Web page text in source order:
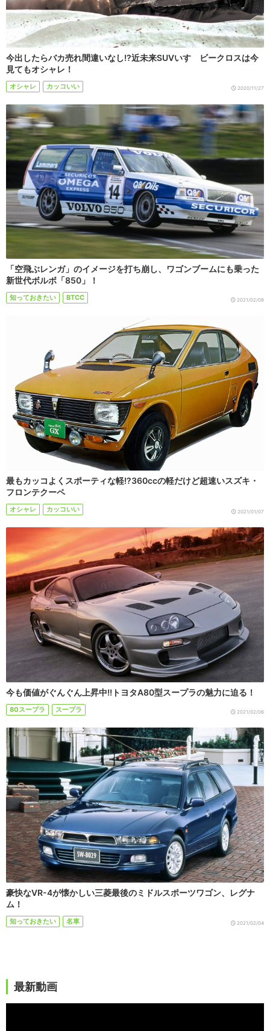
今出したらバカ売れ間違いなし!?近未来SUVいすゞビークロスは今
見てもオシャレ！
オシャレ カッコいい 2020/11/27
「空飛ぶレンガ」のイメージを打ち崩し、ワゴンブームにも乗った
新世代ボルボ「850」！
知っておきたい BTCC 2021/02/08
最もカッコよくスポーティな軽!?360ccの軽だけど超速いスズキ・
フロンテクーペ
オシャレ カッコいい 2021/01/07
今も価値がぐんぐん上昇中!!トヨタA80型スープラの魅力に迫る！
80スープラ スープラ 2021/02/06
豪快なVR-4が懐かしい三菱最後のミドルスポーツワゴン、レグナ
ム！
知っておきたい 名車 2021/02/04
最新動画